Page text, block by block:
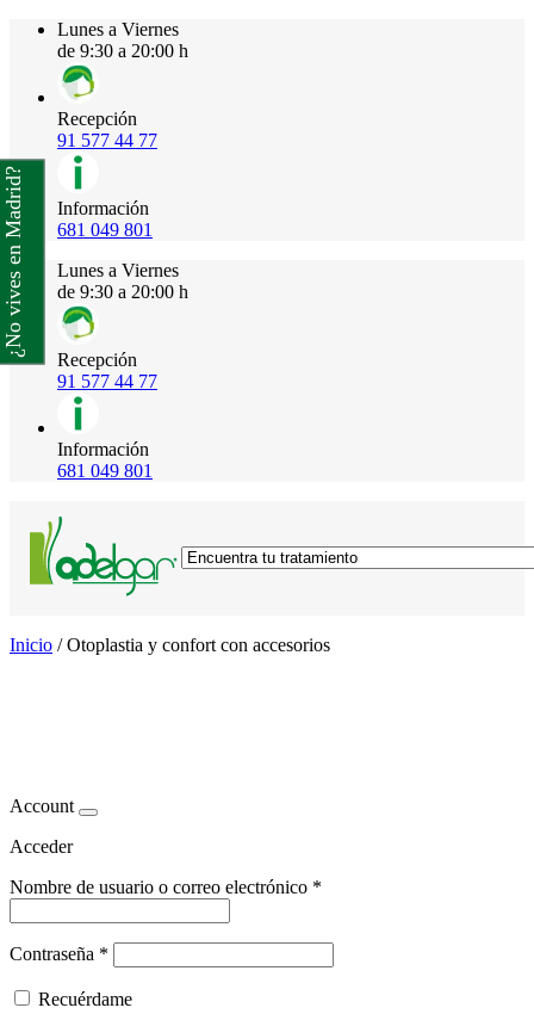
Lunes a Viernes
de 9:30 a 20:00 h
Recepción
91 577 44 77
Información
681 049 801
Lunes a Viernes
de 9:30 a 20:00 h
Recepción
91 577 44 77
Información
681 049 801
Inicio /Otoplastia y confort con accesorios
Account
Acceder
Nombre de usuario o correo electrónico *
Contraseña *
Recuérdame
¿No vives en Madrid?